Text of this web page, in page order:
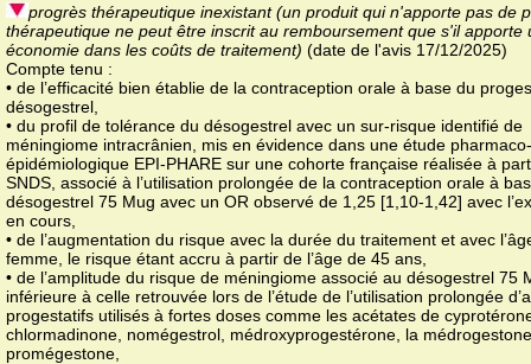
progrès thérapeutique inexistant (un produit qui n'apporte pas de
thérapeutique ne peut être inscrit au remboursement que s'il apporte
économie dans les coûts de traitement) (date de l'avis 17/12/2025)
Compte tenu :
• de l’efficacité bien établie de la contraception orale à base du
désogestrel,
• du profil de tolérance du désogestrel avec un sur-risque identifié de
méningiome intracrânien, mis en évidence dans une étude pharmaco-
épidémiologique EPI-PHARE sur une cohorte française réalisée à
SNDS, associé à l’utilisation prolongée de la contraception orale à
désogestrel 75 Mug avec un OR observé de 1,25 [1,10-1,42] avec
en cours,
• de l’augmentation du risque avec la durée du traitement et avec
femme, le risque étant accru à partir de l’âge de 45 ans,
• de l’amplitude du risque de méningiome associé au désogestrel 75
inférieure à celle retrouvée lors de l’étude de l’utilisation prolongée
progestatifs utilisés à fortes doses comme les acétates de
chlormadinone, nomégestrol, médroxyprogestérone, la
promégestone,